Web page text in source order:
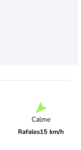
Calme
Rafales15 km/h